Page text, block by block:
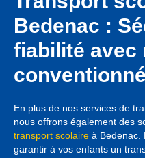
Bedenac :
fiabilité avec
En plus de nos services de
nous offrons également des
transport scolaire à Bedenac.
garantir à vos enfants un